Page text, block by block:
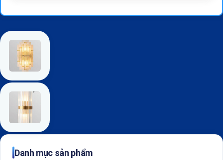
Danh mục sản phẩm